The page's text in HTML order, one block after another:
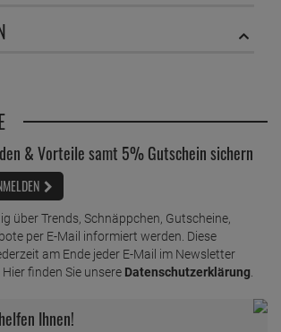
& Vorteile samt 5% Gutschein sichern
über Trends, Schnäppchen, Gutscheine,
per E-Mail informiert werden. Diese
am Ende jeder E-Mail im Newsletter
finden Sie unsere Datenschutzerklärung
Ihnen!